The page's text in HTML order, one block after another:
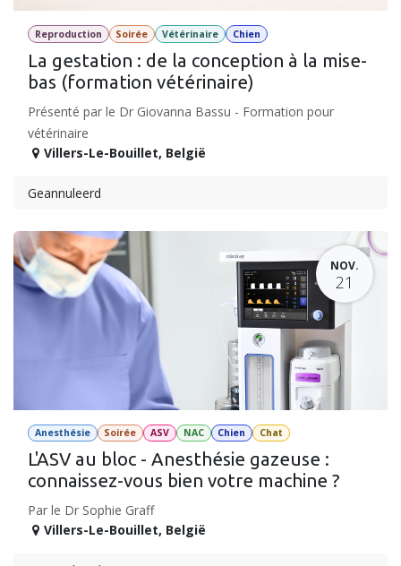
Reproduction Soirée Vétérinaire Chien
La gestation : de la conception à la mise-
bas (formation vétérinaire)
Présenté par le Dr Giovanna Bassu - Formation pour
vétérinaire
Villers-Le-Bouillet, België
Geannuleerd
NOV.
21
Anesthésie Soirée ASV NAC Chien Chat
L'ASV au bloc - Anesthésie gazeuse :
connaissez-vous bien votre machine ?
Par le Dr Sophie Graff
Villers-Le-Bouillet, België